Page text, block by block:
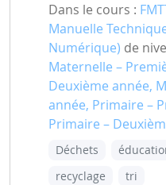
Dans le cours :
Manuelle
Numérique) de
Maternelle –
Deuxième année,
année, Primaire –
Primaire –
Déchets
recyclage
tri